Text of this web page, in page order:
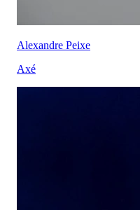
Alexandre Peixe
Axé